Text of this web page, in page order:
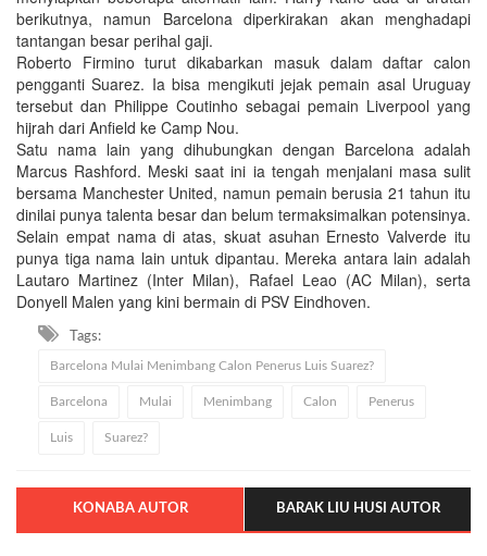
berikutnya, namun Barcelona diperkirakan akan menghadapi
tantangan besar perihal gaji.
Roberto Firmino turut dikabarkan masuk dalam daftar calon
pengganti Suarez. Ia bisa mengikuti jejak pemain asal Uruguay
tersebut dan Philippe Coutinho sebagai pemain Liverpool yang
hijrah dari Anfield ke Camp Nou.
Satu nama lain yang dihubungkan dengan Barcelona adalah
Marcus Rashford. Meski saat ini ia tengah menjalani masa sulit
bersama Manchester United, namun pemain berusia 21 tahun itu
dinilai punya talenta besar dan belum termaksimalkan potensinya.
Selain empat nama di atas, skuat asuhan Ernesto Valverde itu
punya tiga nama lain untuk dipantau. Mereka antara lain adalah
Lautaro Martinez (Inter Milan), Rafael Leao (AC Milan), serta
Donyell Malen yang kini bermain di PSV Eindhoven.
Tags:
Barcelona Mulai Menimbang Calon Penerus Luis Suarez?
Barcelona Mulai Menimbang Calon Penerus
Luis Suarez?
KONABA AUTOR BARAK LIU HUSI AUTOR